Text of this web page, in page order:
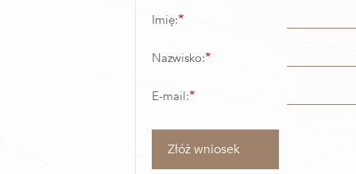
Imię:*
Nazwisko:*
E-mail:*
Złóż wniosek